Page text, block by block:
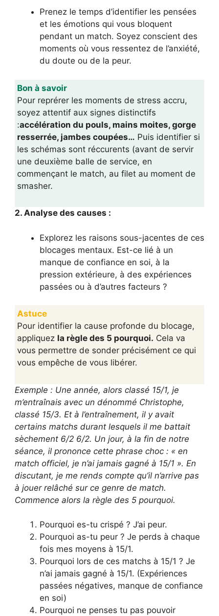
Prenez le temps d’identifier les pensées
et les émotions qui vous bloquent
pendant un match. Soyez conscient des
moments où vous ressentez de l’anxiété,
du doute ou de la peur.
Bon à savoir
Pour reprérer les moments de stress accru,
soyez attentif aux signes distinctifs
:accélération du pouls, mains moites, gorge
resserrée, jambes coupées… Puis identifier si
les schémas sont réccurents (avant de servir
une deuxième balle de service, en
commençant le match, au filet au moment de
smasher.
2. Analyse des causes :
Explorez les raisons sous-jacentes de ces
blocages mentaux. Est-ce lié à un
manque de confiance en soi, à la
pression extérieure, à des expériences
passées ou à d’autres facteurs ?
Astuce
Pour identifier la cause profonde du blocage,
appliquez la règle des 5 pourquoi. Cela va
vous permettre de sonder précisément ce qui
vous empêche de vous libérer.
Exemple : Une année, alors classé 15/1, je
m’entraînais avec un dénommé Christophe,
classé 15/3. Et à l’entraînement, il y avait
certains matchs durant lesquels il me battait
sèchement 6/2 6/2. Un jour, à la fin de notre
séance, il prononce cette phrase choc : « en
match officiel, je n’ai jamais gagné à 15/1 ». En
discutant, je me rends compte qu’il n’arrive pas
à jouer relâché sur ce genre de match.
Commence alors la règle des 5 pourquoi.
Pourquoi es-tu crispé ? J’ai peur.
Pourquoi as-tu peur ? Je perds à chaque
fois mes moyens à 15/1.
Pourquoi lors de ces matchs à 15/1 ? Je
n’ai jamais gagné à 15/1. (Expériences
passées négatives, manque de confiance
en soi)
Pourquoi ne penses tu pas pouvoir